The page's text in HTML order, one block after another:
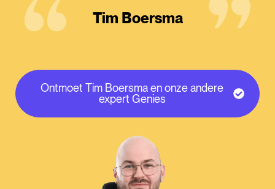
Tim Boersma
Ontmoet Tim Boersma en onze andere
expert Genies